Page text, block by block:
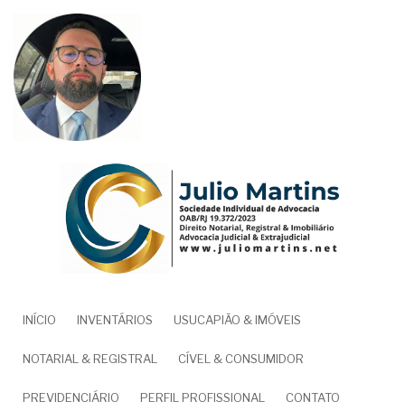
para
conteúdo
principal
NAVEGAÇÃO
PRINCIPAL
INÍCIO INVENTÁRIOS USUCAPIÃO & IMÓVEIS
NOTARIAL & REGISTRAL CÍVEL & CONSUMIDOR
PREVIDENCIÁRIO PERFIL PROFISSIONAL CONTATO